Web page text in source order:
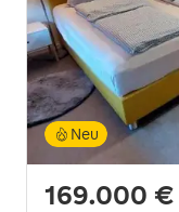
Neu
169.000 €